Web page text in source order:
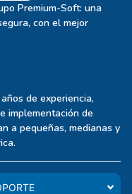
Premium-Soft: una
con el mejor
de experiencia,
implementación de
a pequeñas, medianas y